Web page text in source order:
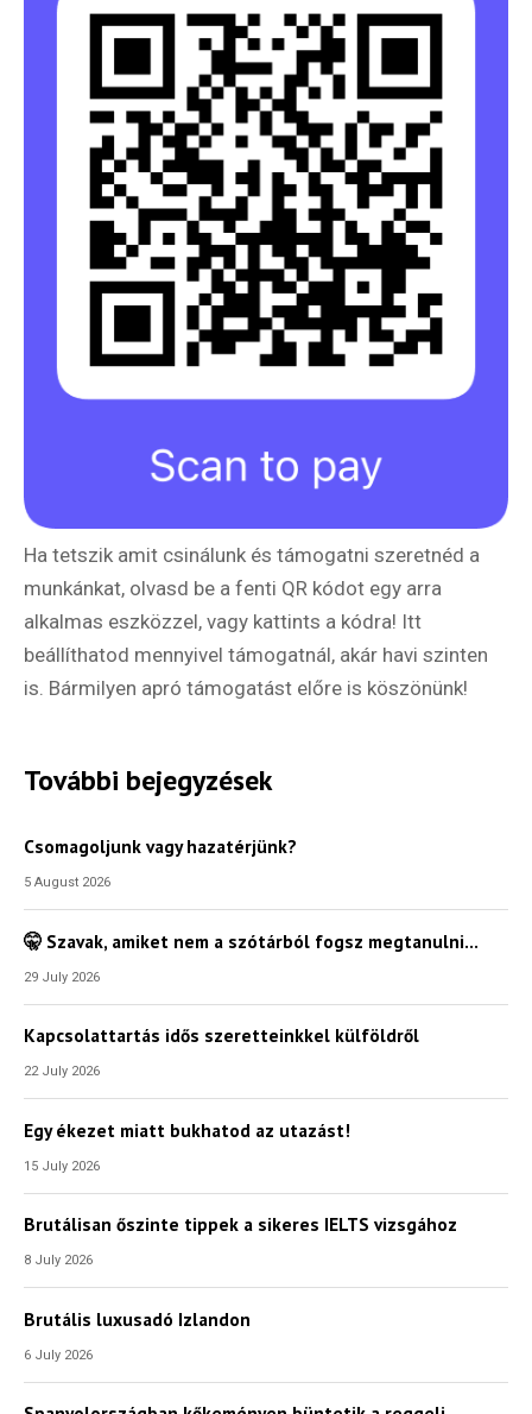
Email Cím*
Válaszd ki az ajándékod amit
ízutazás
Költözünk!
Utazási
poszter
Ha tetszik amit csinálunk és támogatni szeretnéd a
munkánkat, olvasd be a fenti QR kódot egy arra
alkalmas eszközzel, vagy kattints a kódra! Itt
beállíthatod mennyivel támogatnál, akár havi szinten
is. Bármilyen apró támogatást előre is köszönünk!
További bejegyzések
Csomagoljunk vagy hazatérjünk?
5 August 2026
🤫 Szavak, amiket nem a szótárból fogsz megtanulni…
29 July 2026
Kapcsolattartás idős szeretteinkkel külföldről
22 July 2026
Egy ékezet miatt bukhatod az utazást!
15 July 2026
Brutálisan őszinte tippek a sikeres IELTS vizsgához
8 July 2026
Brutális luxusadó Izlandon
6 July 2026